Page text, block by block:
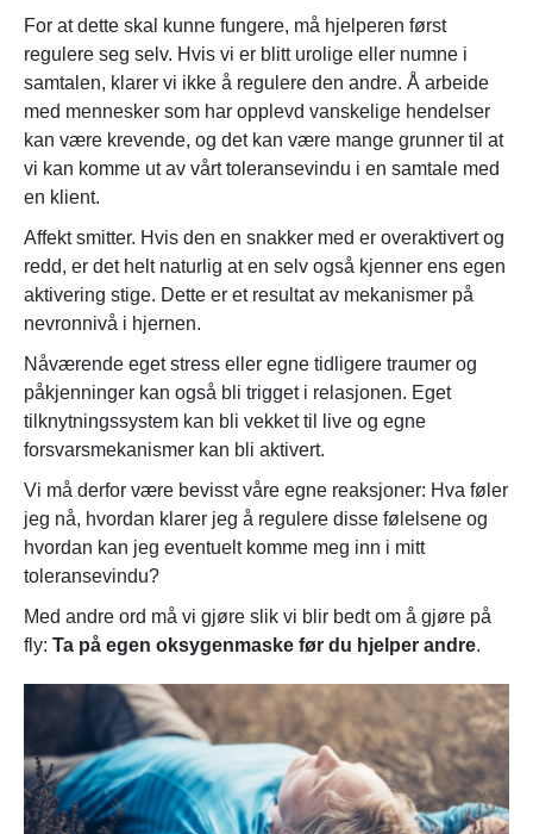
For at dette skal kunne fungere, må hjelperen først
regulere seg selv. Hvis vi er blitt urolige eller numne i
samtalen, klarer vi ikke å regulere den andre. Å arbeide
med mennesker som har opplevd vanskelige hendelser
kan være krevende, og det kan være mange grunner til at
vi kan komme ut av vårt toleransevindu i en samtale med
en klient.
Affekt smitter. Hvis den en snakker med er overaktivert og
redd, er det helt naturlig at en selv også kjenner ens egen
aktivering stige. Dette er et resultat av mekanismer på
nevronnivå i hjernen.
Nåværende eget stress eller egne tidligere traumer og
påkjenninger kan også bli trigget i relasjonen. Eget
tilknytningssystem kan bli vekket til live og egne
forsvarsmekanismer kan bli aktivert.
Vi må derfor være bevisst våre egne reaksjoner: Hva føler
jeg nå, hvordan klarer jeg å regulere disse følelsene og
hvordan kan jeg eventuelt komme meg inn i mitt
toleransevindu?
Med andre ord må vi gjøre slik vi blir bedt om å gjøre på
fly: Ta på egen oksygenmaske før du hjelper andre.